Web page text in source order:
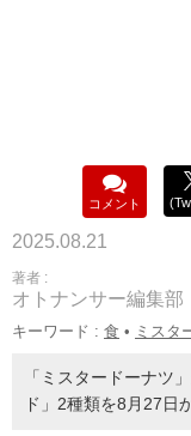
コメント
2025.08.21
著者 :
オトナンサー編集部
キーワード : 食 • ミスタ
「ミスタードーナツ
ド」2種類を8月27日